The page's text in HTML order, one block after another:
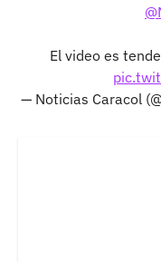
El video es
— Noticias Caracol